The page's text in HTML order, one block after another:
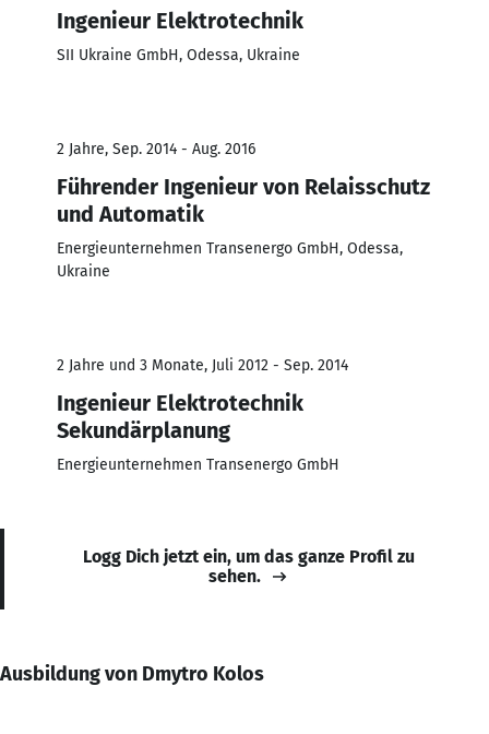
Ingenieur Elektrotechnik
SII Ukraine GmbH, Odessa, Ukraine
2 Jahre, Sep. 2014 - Aug. 2016
Führender Ingenieur von Relaisschutz
und Automatik
Energieunternehmen Transenergo GmbH, Odessa,
Ukraine
2 Jahre und 3 Monate, Juli 2012 - Sep. 2014
Ingenieur Elektrotechnik
Sekundärplanung
Energieunternehmen Transenergo GmbH
Logg Dich jetzt ein, um das ganze Profil zu
sehen.
Ausbildung von Dmytro Kolos